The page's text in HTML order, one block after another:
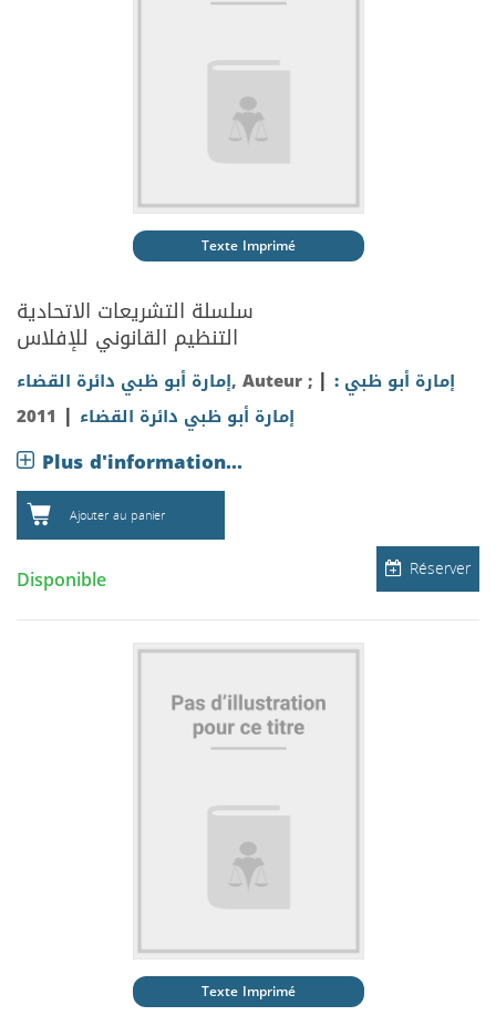
Texte Imprimé
سلسلة التشريعات الاتحادية
التنظيم القانوني للإفلاس
إمارة أبو ظبي دائرة القضاء, Auteur ; | إمارة أبو ظبي :
إمارة أبو ظبي دائرة القضاء |
2011
Plus d'information...
Ajouter au panier
Réserver
Disponible
Texte Imprimé